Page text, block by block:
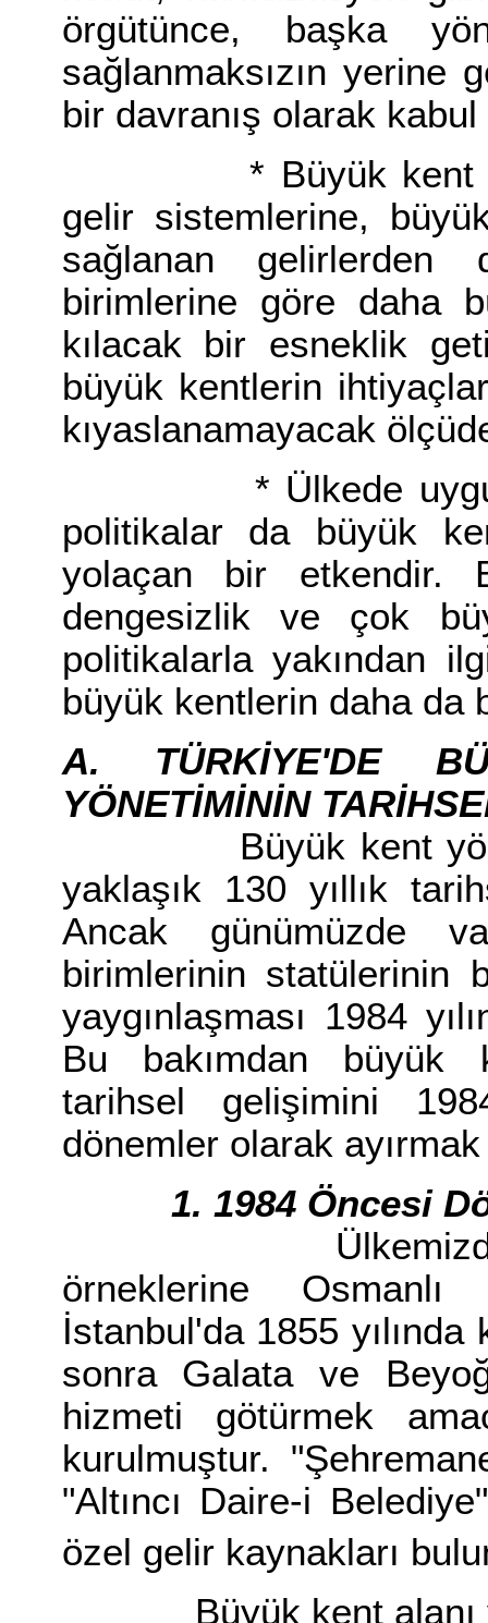
örgütünce, başka
sağlanmaksızın yerine
bir davranış olarak
* Büyük kent
gelir sistemlerine,
sağlanan
birimlerine göre daha
kılacak bir esneklik
büyük kentlerin
kıyaslanamayacak
* Ülkede
politikalar da büyük
yolaçan bir etkendir.
dengesizlik ve çok
politikalarla yakından
büyük kentlerin daha da
A. TÜRKİYE'DE
YÖNETİMİNİN
Büyük kent
yaklaşık 130 yıllık
Ancak günümüzde
birimlerinin statülerinin
yaygınlaşması 1984
Bu bakımdan büyük
tarihsel gelişimini
dönemler olarak
1. 1984 Öncesi
Ülkemizde
örneklerine Osmanlı
İstanbul'da 1855
sonra Galata ve
hizmeti götürmek
kurulmuştur.
"Altıncı Daire-i
özel gelir kaynakları
Büyük kent alanı